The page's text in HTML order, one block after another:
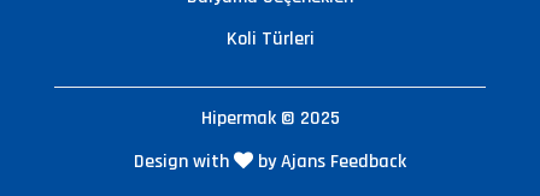
Koli Türleri
Hipermak © 2025
Design with
by Ajans Feedback